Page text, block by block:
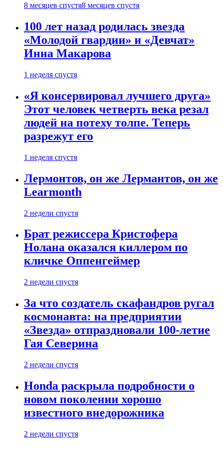
8 месяцев спустя8 месяцев спустя
100 лет назад родилась звезда
«Молодой гвардии» и «Девчат»
Инна Макарова
1 неделя спустя
«Я консервировал лучшего друга»
Этот человек четверть века резал
людей на потеху толпе. Теперь
разрежут его
1 неделя спустя
Лермонтов, он же Лермантов, он же
Learmonth
2 недели спустя
Брат режиссера Кристофера
Нолана оказался киллером по
кличке Оппенгеймер
2 недели спустя
За что создатель скафандров ругал
космонавта: на предприятии
«Звезда» отпраздновали 100-летие
Гая Северина
2 недели спустя
Honda раскрыла подробности о
новом поколении хорошо
известного внедорожника
2 недели спустя